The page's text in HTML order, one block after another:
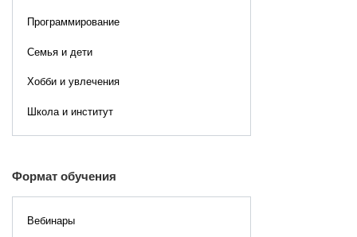
Программирование
Семья и дети
Хобби и увлечения
Школа и институт
Формат обучения
Вебинары